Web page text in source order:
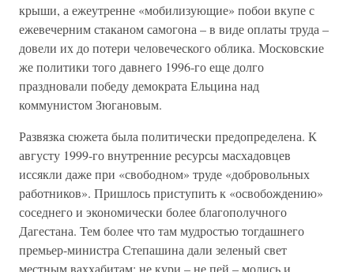
крыши, а ежеутренне «мобилизующие» побои вкупе с
ежевечерним стаканом самогона – в виде оплаты труда –
довели их до потери человеческого облика. Московские
же политики того давнего 1996-го еще долго
праздновали победу демократа Ельцина над
коммунистом Зюгановым.
Развязка сюжета была политически предопределена. К
августу 1999-го внутренние ресурсы масхадовцев
иссякли даже при «свободном» труде «добровольных
работников». Пришлось приступить к «освобождению»
соседнего и экономически более благополучного
Дагестана. Тем более что там мудростью тогдашнего
премьер-министра Степашина дали зеленый свет
местным ваххабитам: не кури – не пей – молись и